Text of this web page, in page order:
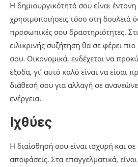
Η δημιουργικότητά σου είναι
χρησιμοποιήσεις τόσο στη δουλειά
προσωπικές σου δραστηριότητες.
ειλικρινής συζήτηση θα σε φέρει
σου. Οικονομικά, ενδέχεται να
έξοδα, γι’ αυτό καλό είναι να είσαι
διάθεσή σου για αλλαγή σε
ενέργεια.
Ιχθύες
Η διαίσθησή σου είναι ισχυρή και
αποφάσεις. Στα επαγγελματικά,